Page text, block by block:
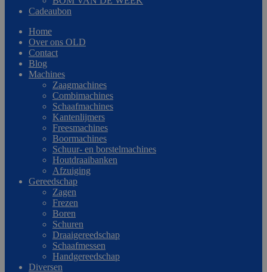
Cadeaubon
Home
Over ons OLD
Contact
Blog
Machines
Zaagmachines
Combimachines
Schaafmachines
Kantenlijmers
Freesmachines
Boormachines
Schuur- en borstelmachines
Houtdraaibanken
Afzuiging
Gereedschap
Zagen
Frezen
Boren
Schuren
Draaigereedschap
Schaafmessen
Handgereedschap
Diversen